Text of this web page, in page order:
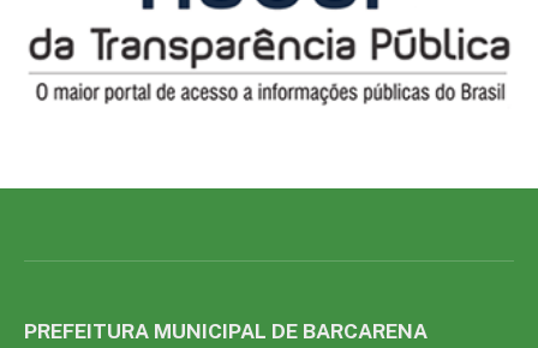
PREFEITURA MUNICIPAL DE BARCARENA